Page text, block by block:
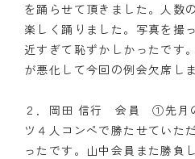
を踊らせて頂きました。人数
楽しく踊りました。写真を撮
近すぎて恥ずかしかったです
が悪化して今回の例会欠席し
２．岡田 信行 会員 ①先月
ツ４人コンペで勝たせていた
ったです。山中会員また勝負